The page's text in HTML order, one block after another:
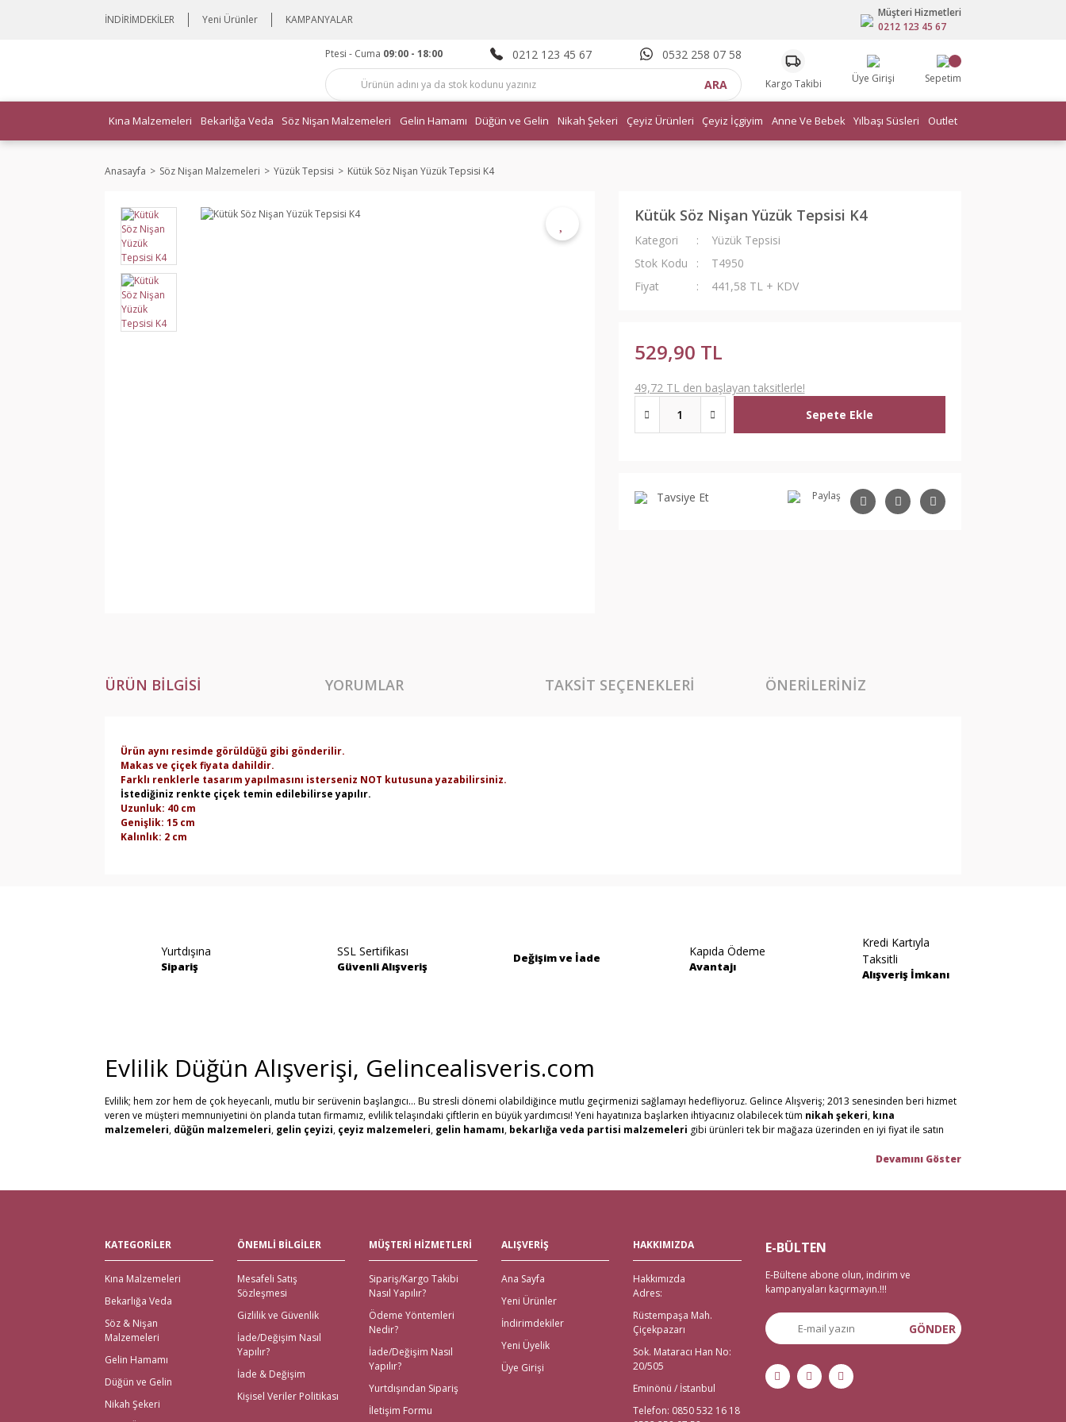
İNDİRİMDEKİLER Yeni Ürünler KAMPANYALAR
Müşteri Hizmetleri
0212 123 45 67
Ptesi - Cuma 09:00 - 18:00 0212 123 45 67 0532 258 07 58
ARA Kargo Takibi Üye Girişi Sepetim
Kına Malzemeleri Bekarlığa Veda Söz Nişan Malzemeleri Gelin Hamamı Düğün ve Gelin Nikah Şekeri Çeyiz Ürünleri Çeyiz İçgiyim Anne Ve Bebek Yılbaşı Süsleri Outlet
Anasayfa Söz Nişan Malzemeleri Yüzük Tepsisi Kütük Söz Nişan Yüzük Tepsisi K4
Kütük Söz Nişan Yüzük Tepsisi K4
Kategori
Yüzük Tepsisi
Stok Kodu
T4950
Fiyat
441,58 TL + KDV
529,90 TL
49,72 TL den başlayan taksitlerle!
Sepete Ekle
Tavsiye Et Paylaş
ÜRÜN BILGISI YORUMLAR TAKSIT SEÇENEKLERI ÖNERILERINIZ
Ürün aynı resimde görüldüğü gibi gönderilir.
Makas ve çiçek fiyata dahildir.
Farklı renklerle tasarım yapılmasını isterseniz NOT kutusuna yazabilirsiniz.
İstediğiniz renkte çiçek temin edilebilirse yapılır.
Uzunluk: 40 cm
Genişlik: 15 cm
Kalınlık: 2 cm
Ürün açıklamasında eksik bilgiler bulunuyor.
Ürün bilgilerinde hatalar bulunuyor.
Gönder
Yurtdışına
Sipariş
SSL Sertifikası
Güvenli Alışveriş
Değişim ve İade Kapıda Ödeme
Avantajı
Kredi Kartıyla
Taksitli
Alışveriş İmkanı
Evlilik Düğün Alışverişi, Gelincealisveris.com
Evlilik; hem zor hem de çok heyecanlı, mutlu bir serüvenin başlangıcı... Bu stresli dönemi olabildiğince mutlu geçirmenizi sağlamayı hedefliyoruz. Gelince Alışveriş; 2013 senesinden beri hizmet
veren ve müşteri memnuniyetini ön planda tutan firmamız, evlilik telaşındaki çiftlerin en büyük yardımcısı! Yeni hayatınıza başlarken ihtiyacınız olabilecek tüm nikah şekeri, kına
malzemeleri, düğün malzemeleri, gelin çeyizi, çeyiz malzemeleri, gelin hamamı, bekarlığa veda partisi malzemeleri gibi ürünleri tek bir mağaza üzerinden en iyi fiyat ile satın
olanaklarımızla müşteri memnuniyetini en üst seviyede tutuyoruz. Ayrıca web sitemizdeki ürünleri yakından görmek isteyenler için, İstanbul Eminönü’ndeki mağazamızda hizmet vermekteyiz.
Nikah Şekeri ve En Kaliteli Çeyiz Malzemeleri
için en doğru adres elbette Gelince Alışveriş! Özellikle alışverişi gelenlere, Aras kargo güvencesiyle, hızlı teslimat imkanı mevcut. Bunun yanı sıra tüm çeyiz malzemele
için kapıda ödeme imkanı ile beraber yalnızca çeyiz malzemeleri için değil; sitemiz üzerinden ulaşabileceğiniz
nikah şekeri,kına malzemeleri düğün malzemeleri,gelin çeyizi
bekarlığa veda partisi malzemeleriiçin de kapıda ödeme imkanları bulunmaktadır. Yurt dışından nikah, nişan, kına ya da bekarlığa veda malzemelerine ihtiyaç duyanlar için de 2 gün
içinde teslimat yapılmaktadır.
İhtiyacınız Olan Tüm Kına Malzemeleri için Tek Adres!
Gelince Alışveriş üzerinden ihtiyacınız olan tüm kına malzemeleri tek tıkla kapınızda! İhtiyacınız olan tüm kına gecesi malzemeleri; kına tepsisi kına sepeti, kına gecesi aksesuarları, bindallı kaftan,
kına kutuları, ekonomik setler, mezuniyet kına gecesi, çerez kutuları ve kına taçları olmak üzere ihtiyacınız olan tüm
kına malzemeleriiçin tek adrese tıklamanız yeterli.
En Eğlenceli Bekarlığa Veda Partisi Malzemeleri
KATEGORİLER
Kına Malzemeleri
Bekarlığa Veda
Söz & Nişan
Malzemeleri
Gelin Hamamı
Düğün ve Gelin
Nikah Şekeri
ÖNEMLİ BİLGİLER
Mesafeli Satış
Sözleşmesi
Gizlilik ve Güvenlik
İade/Değişim Nasıl
Yapılır?
İade & Değişim
Kişisel Veriler Politikası
MÜŞTERİ HİZMETLERİ
Sipariş/Kargo Takibi
Nasıl Yapılır?
Ödeme Yöntemleri
Nedir?
İade/Değişim Nasıl
Yapılır?
Yurtdışından Sipariş
İletişim Formu
ALIŞVERİŞ
Ana Sayfa
Yeni Ürünler
İndirimdekiler
Yeni Üyelik
Üye Girişi
HAKKIMIZDA
Hakkımızda
Adres:
Rüstempaşa Mah.
Çiçekpazarı
Sok. Mataracı Han No:
20/505
Eminönü / İstanbul
Telefon: 0850 532 16 18
E-BÜLTEN
E-Bültene abone olun, indirim ve
kampanyaları kaçırmayın.!!!
GÖNDER